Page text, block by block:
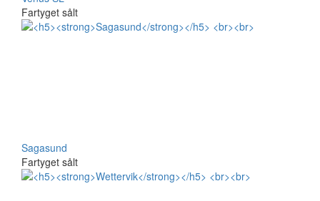
Fartyget sålt
Sagasund
Fartyget sålt